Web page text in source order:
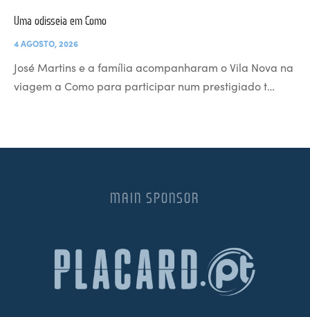
Uma odisseia em Como
4 AGOSTO, 2026
José Martins e a família acompanharam o Vila Nova na
viagem a Como para participar num prestigiado t…
MAIN SPONSOR